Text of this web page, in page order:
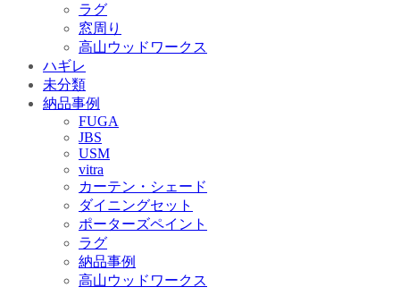
ラグ
窓周り
高山ウッドワークス
ハギレ
未分類
納品事例
FUGA
JBS
USM
vitra
カーテン・シェード
ダイニングセット
ポーターズペイント
ラグ
納品事例
高山ウッドワークス